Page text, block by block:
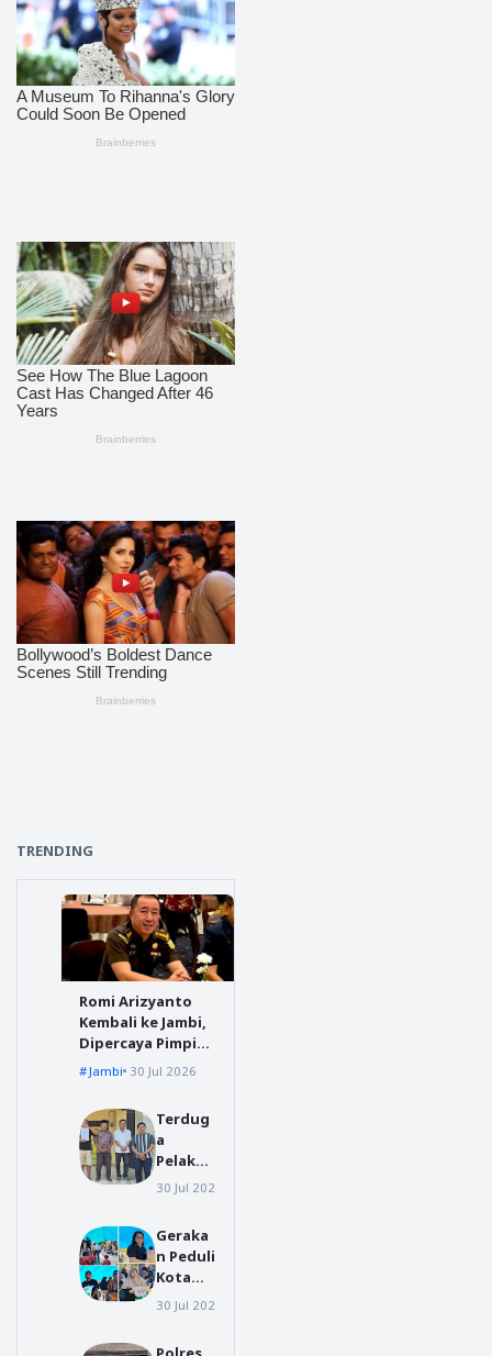
TRENDING
Romi Arizyanto
Kembali ke Jambi,
Dipercaya Pimpin
Kejari Jambi
Jambi 30 Jul 2026
Terdug
a
Pelaku
Video
isme di
Jalur
Suoh
Datang
Wonos
polres tanggamus
30 Jul 2026
Geraka
n Peduli
Kota
Gunun
gunungsitoli
30 Jul 2026